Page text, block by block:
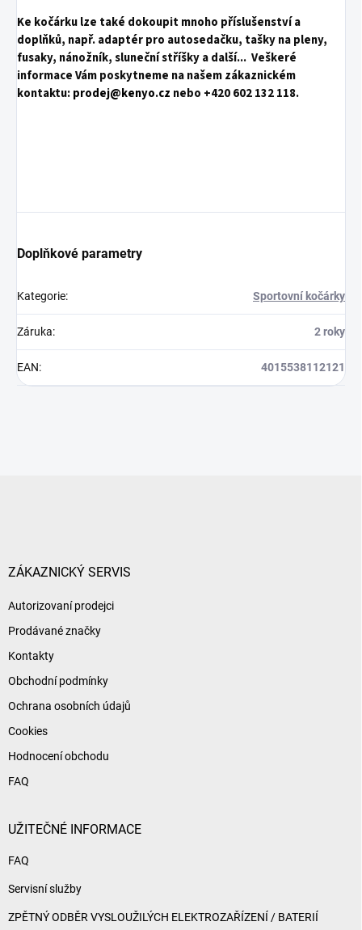
Ke kočárku lze také dokoupit mnoho příslušenství a
doplňků, např. adaptér pro autosedačku, tašky na pleny,
fusaky, nánožník, sluneční stříšky a další... Veškeré
informace Vám poskytneme na našem zákaznickém
kontaktu:prodej@kenyo.cz nebo +420 602 132 118.
Doplňkové parametry
Kategorie: Sportovní kočárky
Záruka: 2 roky
EAN: 4015538112121
ZÁKAZNICKÝ SERVIS
Autorizovaní prodejci
Prodávané značky
Kontakty
Obchodní podmínky
Ochrana osobních údajů
Cookies
Hodnocení obchodu
FAQ
UŽITEČNÉ INFORMACE
FAQ
Servisní služby
ZPĚTNÝ ODBĚR VYSLOUŽILÝCH ELEKTROZAŘÍZENÍ / BATERIÍ